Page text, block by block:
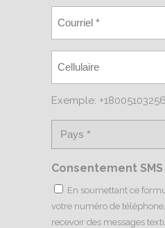
Exemple: +18005103256
Consentement SMS
En soumettant ce
votre numéro de
recevoir des messages